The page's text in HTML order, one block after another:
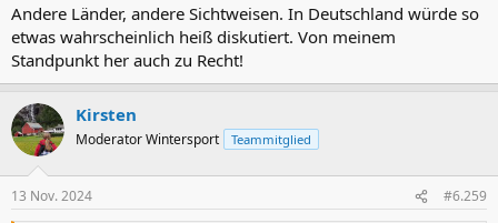
Andere Länder, andere Sichtweisen. In Deutschland würde so
etwas wahrscheinlich heiß diskutiert. Von meinem
Standpunkt her auch zu Recht!
Kirsten
Moderator Wintersport Teammitglied
13 Nov. 2024 #6.259